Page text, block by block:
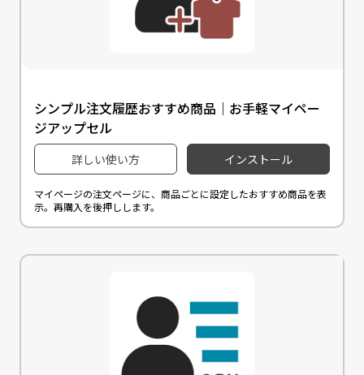
シンプル注文履歴おすすめ商品｜お手軽マイペー
ジアップセル
詳しい使い方 インストール
マイページの注文ページに、商品ごとに設定したおすすめ商品を表
示。再購入を後押しします。